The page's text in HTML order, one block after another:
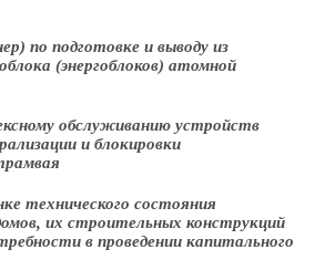
по подготовке и выводу из
(энергоблоков) атомной
обслуживанию устройств
и блокировки
технического состояния
их строительных конструкций
в проведении капитального